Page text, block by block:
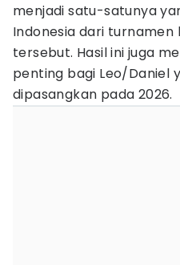
menjadi satu-satunya
Indonesia dari turnamen
tersebut. Hasil ini juga
penting bagi Leo/Daniel
dipasangkan pada 2026.